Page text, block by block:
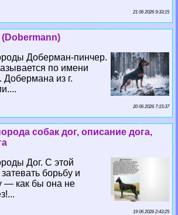
21 06 2026 9:33:15
Доберман-пинчер.
по имени
Добермана из г.
20 06 2026 7:15:37
собак дог, описание дога,
Дог. С этой
борьбу и
— как бы она не
19 06 2026 2:43:25